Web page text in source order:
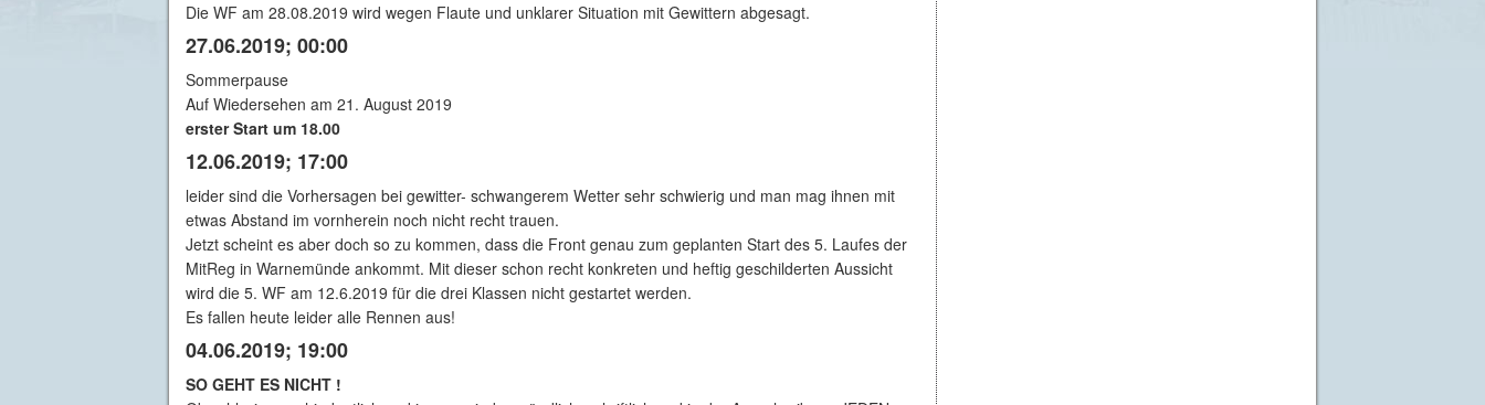
Die WF am 28.08.2019 wird wegen Flaute und unklarer Situation mit Gewittern abgesagt.
27.06.2019; 00:00
Sommerpause
Auf Wiedersehen am 21. August 2019
erster Start um 18.00
12.06.2019; 17:00
leider sind die Vorhersagen bei gewitter- schwangerem Wetter sehr schwierig und man mag ihnen mit
etwas Abstand im vornherein noch nicht recht trauen.
Jetzt scheint es aber doch so zu kommen, dass die Front genau zum geplanten Start des 5. Laufes der
MitReg in Warnemünde ankommt. Mit dieser schon recht konkreten und heftig geschilderten Aussicht
wird die 5. WF am 12.6.2019 für die drei Klassen nicht gestartet werden.
Es fallen heute leider alle Rennen aus!
04.06.2019; 19:00
SO GEHT ES NICHT !